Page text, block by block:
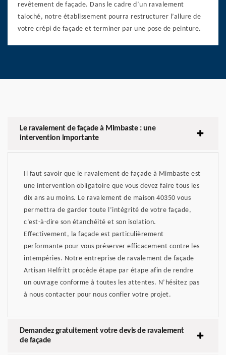
revêtement de façade. Dans le cadre d’un ravalement
taloché, notre établissement pourra restructurer l’allure de
votre crépi de façade et terminer par une pose de peinture.
Le ravalement de façade à Mimbaste : une
intervention importante
Il faut savoir que le ravalement de façade à Mimbaste est
une intervention obligatoire que vous devez faire tous les
dix ans au moins. Le ravalement de maison 40350 vous
permettra de garder toute l’intégrité de votre façade,
c’est-à-dire son étanchéité et son isolation.
Effectivement, la façade est particulièrement
performante pour vous préserver efficacement contre les
intempéries. Notre entreprise de ravalement de façade
Artisan Helfritt procède étape par étape afin de rendre
un ouvrage conforme à toutes les attentes. N’hésitez pas
à nous contacter pour nous confier votre projet.
Demandez gratuitement votre devis de ravalement
de façade